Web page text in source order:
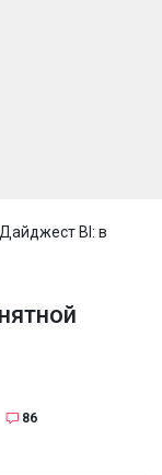
Дайджест BI: в
86